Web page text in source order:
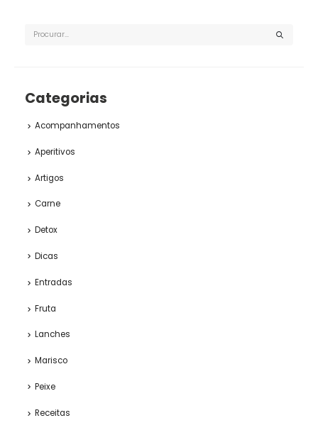
Categorias
Acompanhamentos
Aperitivos
Artigos
Carne
Detox
Dicas
Entradas
Fruta
Lanches
Marisco
Peixe
Receitas